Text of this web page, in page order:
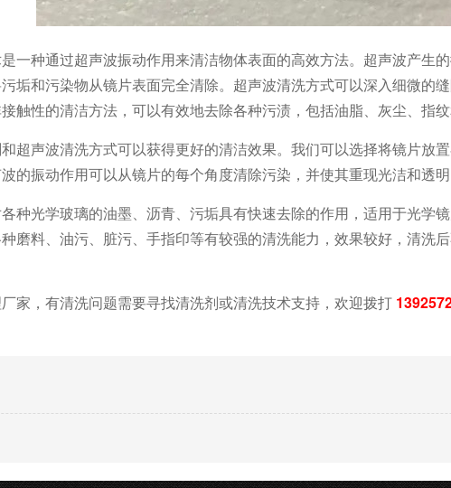
一种通过超声波振动作用来清洁物体表面的高效方法。超声波产生
垢和污染物从镜片表面完全清除。超声波清洗方式可以深入细微的
触性的清洁方法，可以有效地去除各种污渍，包括油脂、灰尘、指纹
超声波清洗方式可以获得更好的清洁效果。我们可以选择将镜片放
的振动作用可以从镜片的每个角度清除污染，并使其重现光洁和透明
种光学玻璃的油墨、沥青、污垢具有快速去除的作用，适用于光学
磨料、油污、脏污、手指印等有较强的清洗能力，效果较好，清洗
家，有清洗问题需要寻找清洗剂或清洗技术支持，欢迎拨打